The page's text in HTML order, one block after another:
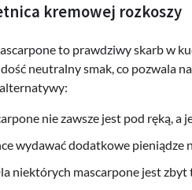
kremowej rozkoszy
to prawdziwy skarb w
neutralny smak, co pozwala
nie zawsze jest pod ręką, a
wydawać dodatkowe pieniądze
niektórych mascarpone jest zbyt